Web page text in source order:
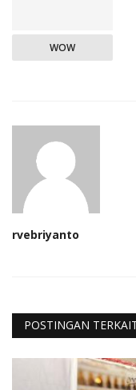
WOW
rvebriyanto
POSTINGAN